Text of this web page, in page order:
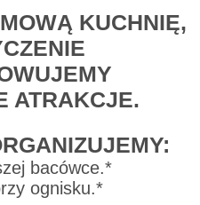
KUCHNIĘ,
ATRAKCJE.
bacówce.*
ognisku.*